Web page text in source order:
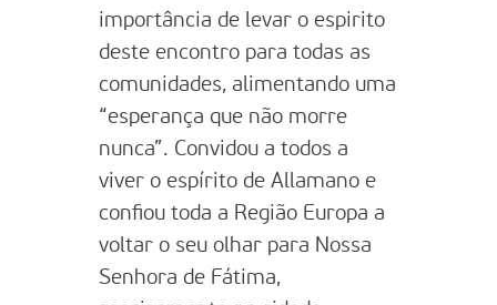
importância de levar o espirito
deste encontro para todas as
comunidades, alimentando uma
“esperança que não morre
nunca”. Convidou a todos a
viver o espírito de Allamano e
confiou toda a Região Europa a
voltar o seu olhar para Nossa
Senhora de Fátima,